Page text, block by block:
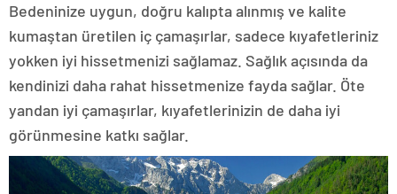
Bedeninize uygun, doğru kalıpta alınmış ve kalite
kumaştan üretilen iç çamaşırlar, sadece kıyafetleriniz
yokken iyi hissetmenizi sağlamaz. Sağlık açısında da
kendinizi daha rahat hissetmenize fayda sağlar. Öte
yandan iyi çamaşırlar, kıyafetlerinizin de daha iyi
görünmesine katkı sağlar.